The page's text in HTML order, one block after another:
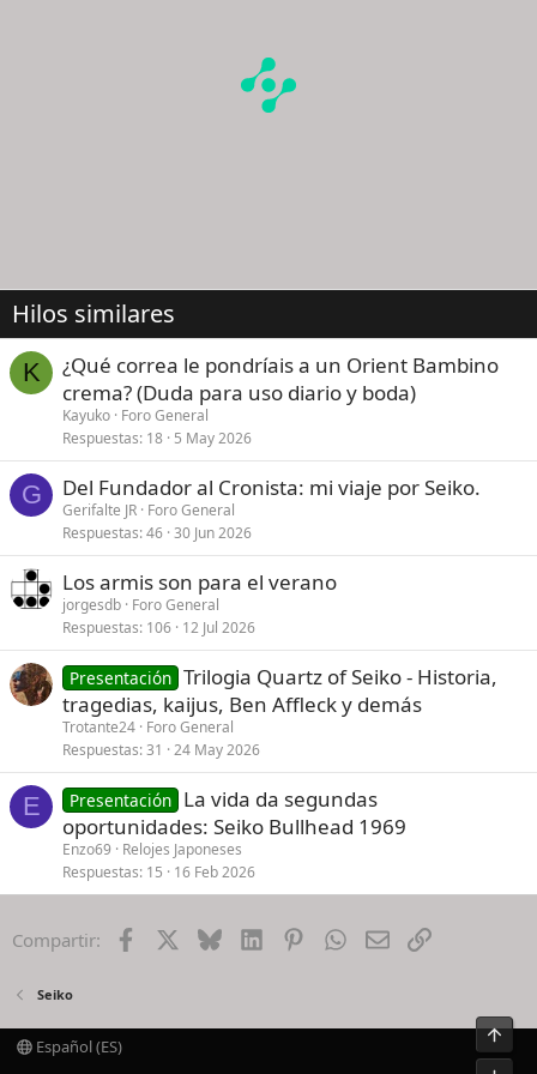
Hilos similares
K
¿Qué correa le pondríais a un Orient Bambino
crema? (Duda para uso diario y boda)
Kayuko Foro General
Respuestas 18 5 May 2026
G Del Fundador al Cronista: mi viaje por Seiko.
Gerifalte JR Foro General
Respuestas 46 30 Jun 2026
Los armis son para el verano
jorgesdb Foro General
Respuestas 106 12 Jul 2026
Presentación Trilogia Quartz of Seiko - Historia,
tragedias, kaijus, Ben Affleck y demás
Trotante24 Foro General
Respuestas 31 24 May 2026
E Presentación La vida da segundas
oportunidades: Seiko Bullhead 1969
Enzo69
Relojes Japoneses
Respuestas 15 16 Feb 2026
Compartir: Facebook BlueskyLinkedInPinterestWhatsApp
EmailEnlace
Seiko
Español (ES)